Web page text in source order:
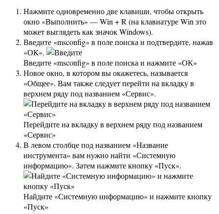
Нажмите одновременно две клавиши, чтобы открыть
окно «Выполнить» — Win + R (на клавиатуре Win это
может выглядеть как значок Windows).
Введите «msconfig» в поле поиска и подтвердите, нажав
«ОК».
Введите «msconfig» в поле поиска и нажмите «ОК»
Новое окно, в котором вы окажетесь, называется
«Общее». Вам также следует перейти на вкладку в
верхнем ряду под названием «Сервис».
Перейдите на вкладку в верхнем ряду под названием
«Сервис»
В левом столбце под названием «Название
инструмента» вам нужно найти «Системную
информацию». Затем нажмите кнопку «Пуск».
Найдите «Системную информацию» и нажмите кнопку
«Пуск»